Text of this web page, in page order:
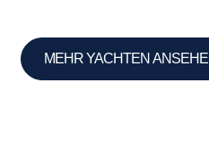
MEHR YACHTEN